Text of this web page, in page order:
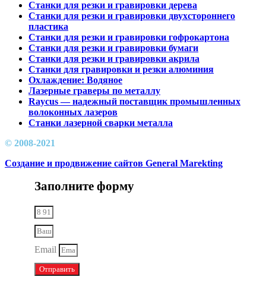
Станки для резки и гравировки дерева
Станки для резки и гравировки двухстороннего
пластика
Станки для резки и гравировки гофрокартона
Станки для резки и гравировки бумаги
Станки для резки и гравировки акрила
Станки для гравировки и резки алюминия
Охлаждение: Водяное
Лазерные граверы по металлу
Raycus — надежный поставщик промышленных
волоконных лазеров
Cтанки лазерной сварки металла
© 2008-2021
Создание и продвижение сайтов General Marekting
Заполните форму
Email
Отправить